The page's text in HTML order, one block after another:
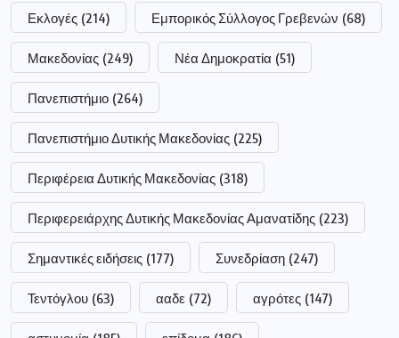
Εκλογές (214) Εμπορικός Σύλλογος Γρεβενών (68)
Μακεδονίας (249) Νέα Δημοκρατία (51)
Πανεπιστήμιο (264)
Πανεπιστήμιο Δυτικής Μακεδονίας (225)
Περιφέρεια Δυτικής Μακεδονίας (318)
Περιφερειάρχης Δυτικής Μακεδονίας Αμανατίδης (223)
Σημαντικές ειδήσεις (177) Συνεδρίαση (247)
Τεντόγλου (63) ααδε (72) αγρότες (147)